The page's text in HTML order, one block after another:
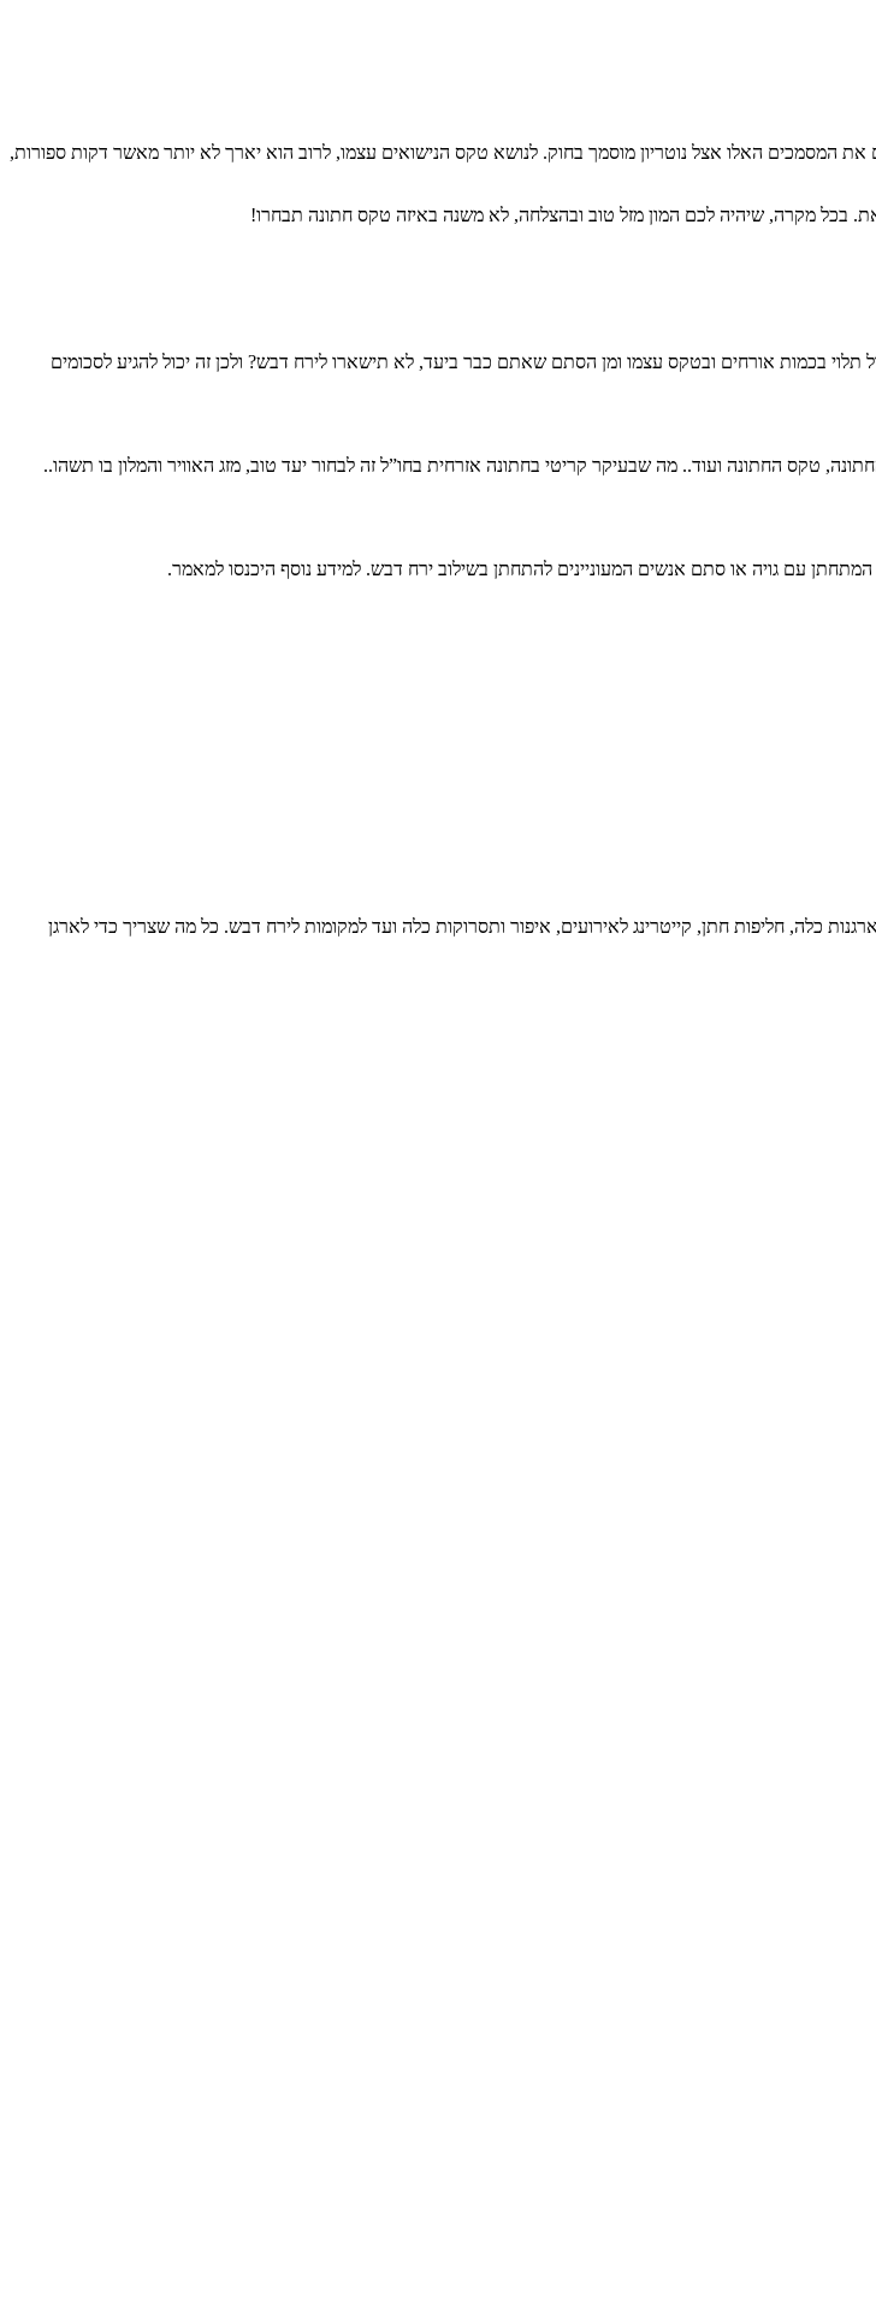
האלו אצל נוטריון מוסמך בחוק. לנושא טקס הנישואים עצמו, לרוב הוא יארך לא יותר מאשר דקות ספורות,
בכל מקרה, שיהיה לכם המון מזל טוב ובהצלחה, לא משנה באיזה טקס חתונה תבחרו!
כוללת לחתונה אזרחית בחו”ל נעים החל מ- 5,000 ₪ ויכולים להגיע עד 120,000 ₪ הכול תלוי בכמות אורחים ובטקס עצמו ומן הסתם שאתם כבר ביעד, לא תישארו לירח דבש? ולכן זה יכול להגיע לסכומים
טקס החתונה ועוד.. מה שבעיקר קריטי בחתונה אזרחית בחו”ל זה לבחור יעד טוב, מזג האוויר והמלון בו תשהו..
עם גויה או סתם אנשים המעוניינים להתחתן בשילוב ירח דבש. למידע נוסף היכנסו למאמר.
כלה, חליפות חתן, קייטרינג לאירועים, איפור ותסרוקות כלה ועד למקומות לירח דבש. כל מה שצריך כדי לארגן